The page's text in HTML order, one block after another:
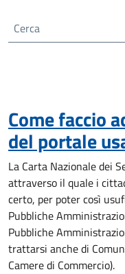
Cerca
Come faccio
del portale
La Carta Nazionale dei
attraverso il quale i
certo, per poter così
Pubbliche
Pubbliche
trattarsi anche di
Camere di Commercio).